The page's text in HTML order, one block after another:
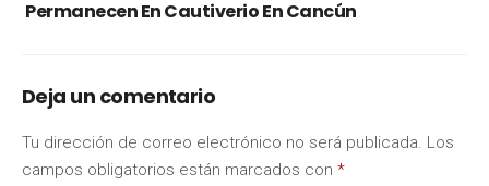
Permanecen En Cautiverio En Cancún
Deja un comentario
Tu dirección de correo electrónico no será publicada. Los
campos obligatorios están marcados con *